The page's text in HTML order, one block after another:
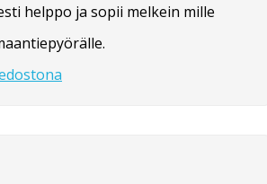
helppo ja sopii melkein mille